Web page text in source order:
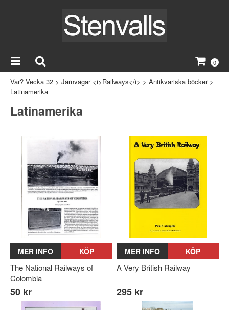
0
Var? Vecka 32 > Järnvägar <i>Railways</i> > Antikvariska böcker>
Latinamerika
Latinamerika
MER INFO KÖP
The National Railways of
Colombia
50 kr
MER INFO KÖP
A Very British Railway
295 kr